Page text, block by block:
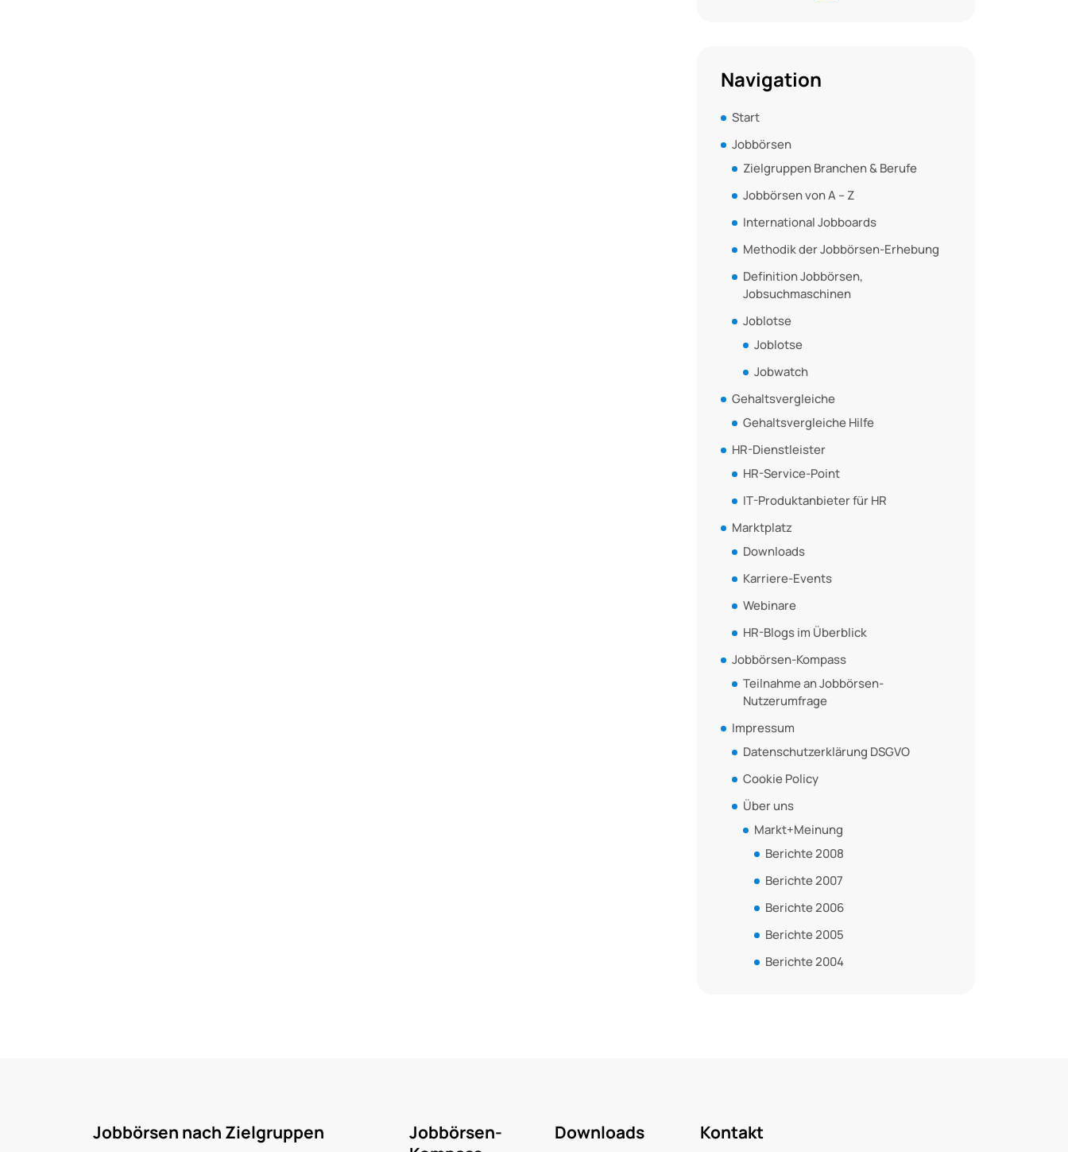
Navigation
Start
Jobbörsen
Zielgruppen Branchen & Berufe
Jobbörsen von A – Z
International Jobboards
Methodik der Jobbörsen-Erhebung
Definition Jobbörsen,
Jobsuchmaschinen
Joblotse
Joblotse
Jobwatch
Gehaltsvergleiche
Gehaltsvergleiche Hilfe
HR-Dienstleister
HR-Service-Point
IT-Produktanbieter für HR
Marktplatz
Downloads
Karriere-Events
Webinare
HR-Blogs im Überblick
Jobbörsen-Kompass
Teilnahme an Jobbörsen-
Nutzerumfrage
Impressum
Datenschutzerklärung DSGVO
Cookie Policy
Über uns
Markt+Meinung
Berichte 2008
Berichte 2007
Berichte 2006
Berichte 2005
Berichte 2004
Jobbörsen nach Zielgruppen
Jobbörsen-
Downloads Kontakt